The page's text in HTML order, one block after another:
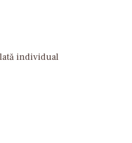
individual